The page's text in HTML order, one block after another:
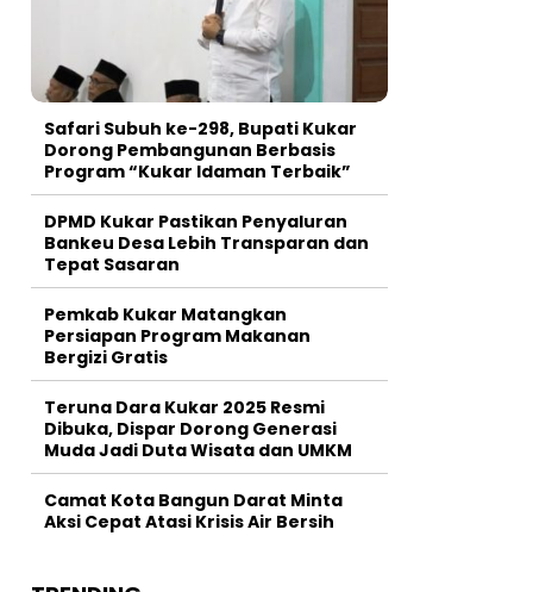
Safari Subuh ke-298, Bupati Kukar
Dorong Pembangunan Berbasis
Program “Kukar Idaman Terbaik”
DPMD Kukar Pastikan Penyaluran
Bankeu Desa Lebih Transparan dan
Tepat Sasaran
Pemkab Kukar Matangkan
Persiapan Program Makanan
Bergizi Gratis
Teruna Dara Kukar 2025 Resmi
Dibuka, Dispar Dorong Generasi
Muda Jadi Duta Wisata dan UMKM
Camat Kota Bangun Darat Minta
Aksi Cepat Atasi Krisis Air Bersih